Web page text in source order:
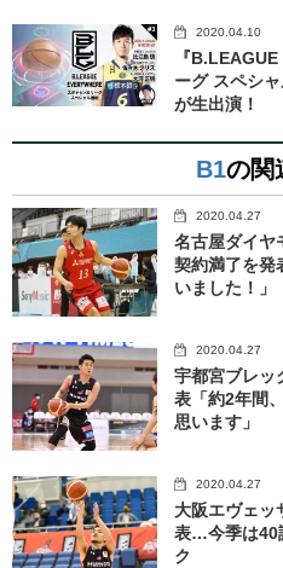
2020.04.10
『
ーグ スペシ
が生出演！
B1の関
2020.04.27
名古屋ダイヤ
契約満了を発
いました！」
2020.04.27
宇都宮ブレッ
表「約2年間
思います」
2020.04.27
大阪エヴェッ
表…今季は40
ク